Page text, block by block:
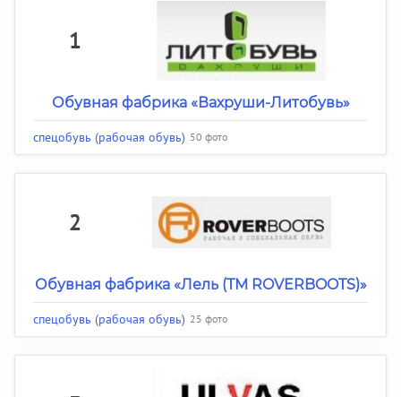
1
Обувная фабрика «Вахруши-Литобувь»
спецобувь (рабочая обувь) 50 фото
2
Обувная фабрика «Лель (ТМ ROVERBOOTS)»
спецобувь (рабочая обувь) 25 фото